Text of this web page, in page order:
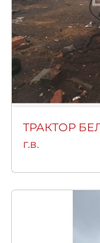
ТРАКТОР
г.в.